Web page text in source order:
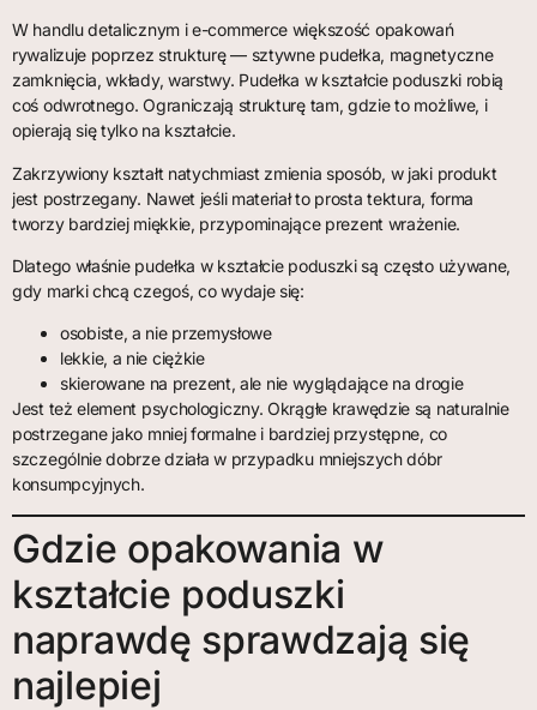
W handlu detalicznym i e-commerce większość opakowań
rywalizuje poprzez strukturę — sztywne pudełka, magnetyczne
zamknięcia, wkłady, warstwy. Pudełka w kształcie poduszki robią
coś odwrotnego. Ograniczają strukturę tam, gdzie to możliwe, i
opierają się tylko na kształcie.
Zakrzywiony kształt natychmiast zmienia sposób, w jaki produkt
jest postrzegany. Nawet jeśli materiał to prosta tektura, forma
tworzy bardziej miękkie, przypominające prezent wrażenie.
Dlatego właśnie pudełka w kształcie poduszki są często używane,
gdy marki chcą czegoś, co wydaje się:
osobiste, a nie przemysłowe
lekkie, a nie ciężkie
skierowane na prezent, ale nie wyglądające na drogie
Jest też element psychologiczny. Okrągłe krawędzie są naturalnie
postrzegane jako mniej formalne i bardziej przystępne, co
szczególnie dobrze działa w przypadku mniejszych dóbr
konsumpcyjnych.
Gdzie opakowania w
kształcie poduszki
naprawdę sprawdzają się
najlepiej